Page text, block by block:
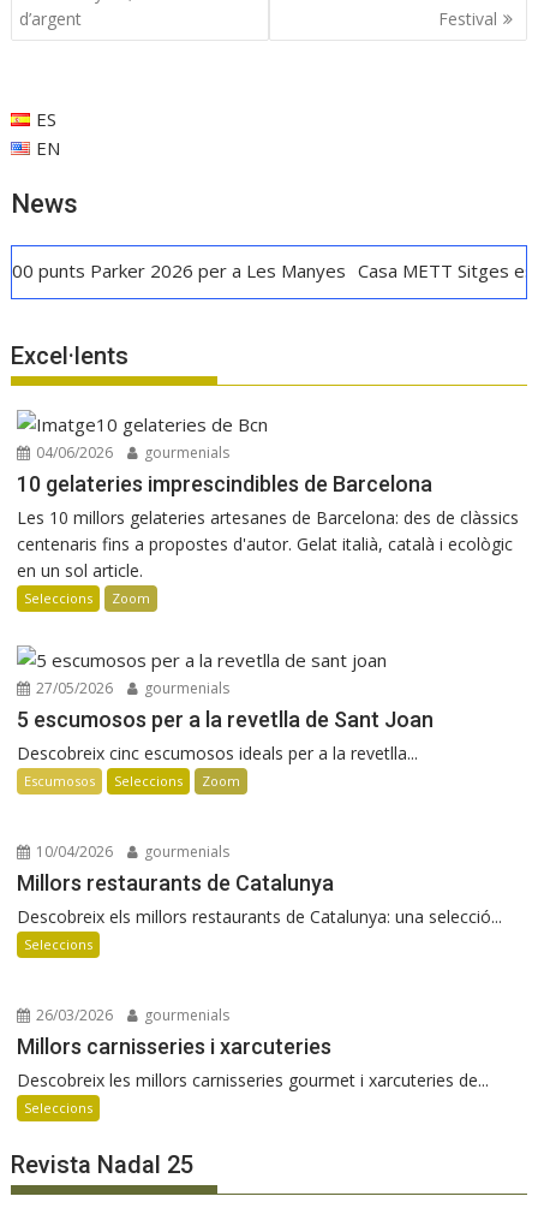
o p n te
d'entrades
d’argent
Festival
ES
EN
News
Parker 2026 per a Les Manyes Casa METT Sitges estrena
Excel·lents
04/06/2026 gourmenials
10 gelateries imprescindibles de Barcelona
Les 10 millors gelateries artesanes de Barcelona: des de clàssics
centenaris fins a propostes d'autor. Gelat italià, català i ecològic
en un sol article.
Seleccions Zoom
27/05/2026 gourmenials
5 escumosos per a la revetlla de Sant Joan
Descobreix cinc escumosos ideals per a la revetlla...
Escumosos Seleccions Zoom
10/04/2026 gourmenials
Millors restaurants de Catalunya
Descobreix els millors restaurants de Catalunya: una selecció...
Seleccions
26/03/2026 gourmenials
Millors carnisseries i xarcuteries
Descobreix les millors carnisseries gourmet i xarcuteries de...
Seleccions
Revista Nadal 25